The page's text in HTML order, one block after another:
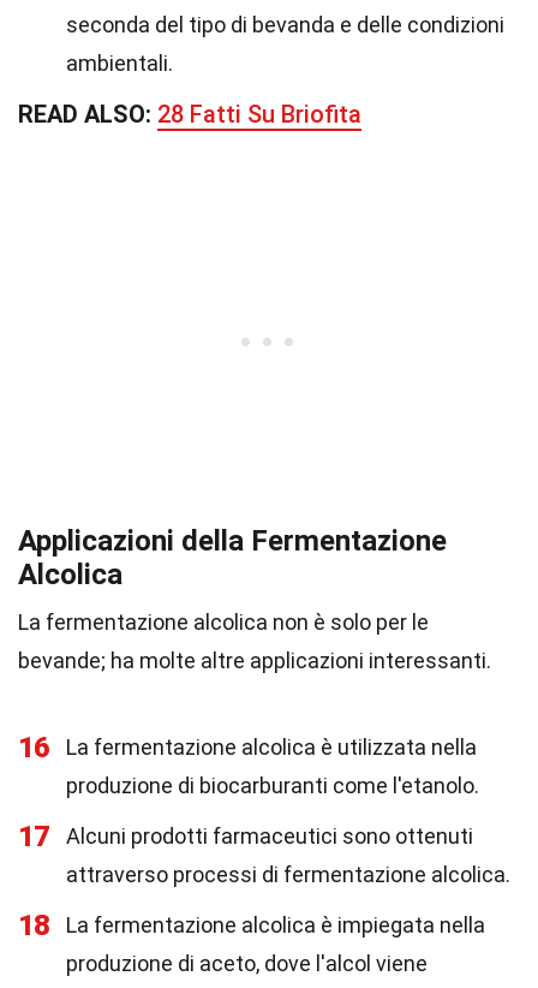
seconda del tipo di bevanda e delle condizioni
ambientali.
READ ALSO: 28 Fatti Su Briofita
Applicazioni della Fermentazione
Alcolica
La fermentazione alcolica non è solo per le
bevande; ha molte altre applicazioni interessanti.
16
La fermentazione alcolica è utilizzata nella
produzione di biocarburanti come l'etanolo.
17
Alcuni prodotti farmaceutici sono ottenuti
attraverso processi di fermentazione alcolica.
18
La fermentazione alcolica è impiegata nella
produzione di aceto, dove l'alcol viene